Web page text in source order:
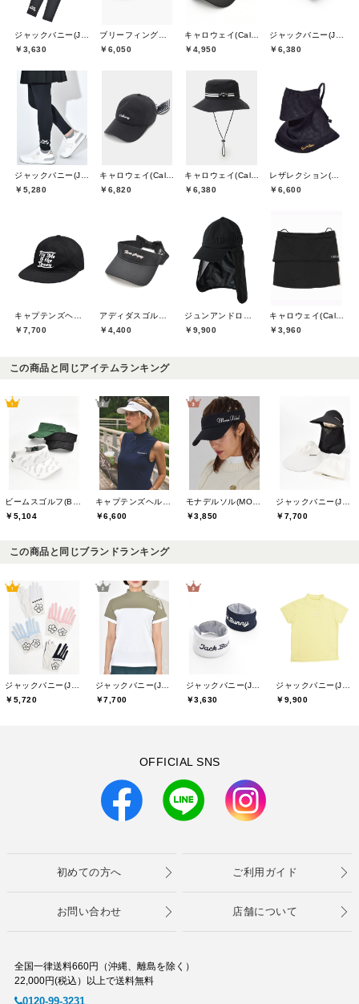
￥3,630
￥6,050
￥4,950
￥6,380
￥5,280
￥6,820
￥6,380
￥6,600
￥7,700
￥4,400
￥9,900
￥3,960
この商品と同じアイテムランキング
￥5,104
￥6,600
￥3,850
￥7,700
この商品と同じブランドランキング
ジャックバニー(Jack Bunny)
￥5,720
ジャックバニー(Jack Bunny)
￥7,700
ジャックバニー(Jack Bunny)
￥3,630
ジャックバニー(Jack Bunny)
￥9,900
OFFICIAL SNS
初めての方へ ご利用ガイド
お問い合わせ 店舗について
全国一律送料660円（沖縄、離島を除く）
22,000円(税込）以上で送料無料
0120-99-3231